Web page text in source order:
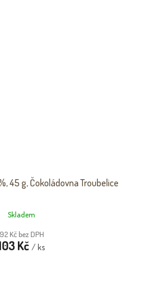
45 g, Čokoládovna Troubelice
Skladem
92 Kč bez DPH
Kč / ks